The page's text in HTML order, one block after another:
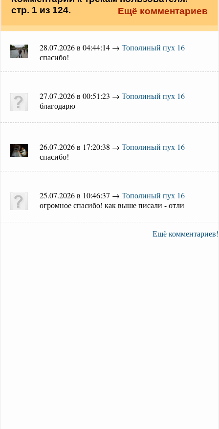
стр. 1 из 124.
Ещё комментариев
28.07.2026 в 04:44:14 → Тополиный пух 16
спасибо!
27.07.2026 в 00:51:23 → Тополиный пух 16
благодарю
26.07.2026 в 17:20:38 → Тополиный пух 16
спасибо!
25.07.2026 в 10:46:37 → Тополиный пух 16
огромное спасибо! как выше писали - отли
Ещё комментариев!